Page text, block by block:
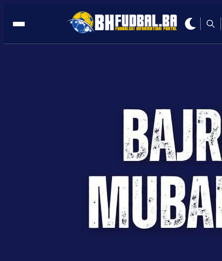
GOŠK KRENUO SA PRIPREMAMA:
Jovanović zadao žestok tempo!